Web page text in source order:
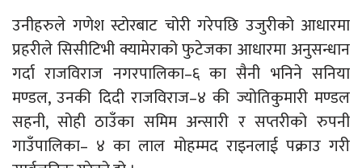
उनीहरुले गणेश स्टोरबाट चोरी गरेपछि उजुरीको आधारमा
प्रहरीले सिसीटिभी क्यामेराको फुटेजका आधारमा अनुसन्धान
गर्दा राजविराज नगरपालिका–६ का सैनी भनिने सनिया
मण्डल, उनकी दिदी राजविराज–४ की ज्योतिकुमारी मण्डल
सहनी, सोही ठाउँका समिम अन्सारी र सप्तरीको रुपनी
गाउँपालिका– ४ का लाल मोहम्मद राइनलाई पक्राउ गरी